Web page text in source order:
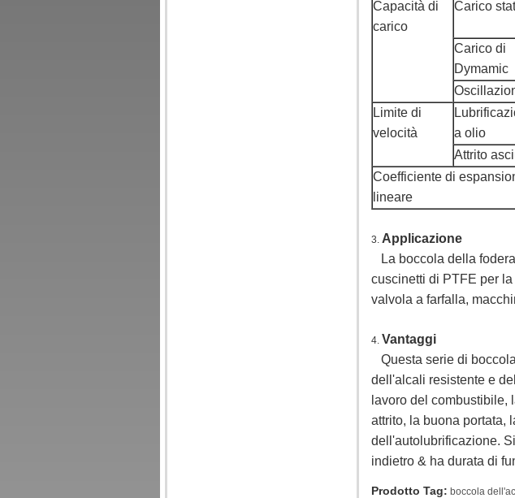
Capacità di
carico
Carico
Carico di
Dymamic
Limite di
velocità
a olio
Attrito
Coefficiente di
lineare
3. Applicazione
La boccola della
cuscinetti di PTFE per
valvola a farfalla,
4. Vantaggi
Questa serie di
dell'alcali resistente e
lavoro del combustibile,
attrito, la buona portata,
dell'autolubrificazione.
indietro & ha durata di
Prodotto Tag: boccola